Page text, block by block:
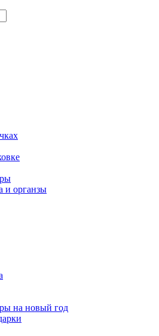
и органзы
на новый год